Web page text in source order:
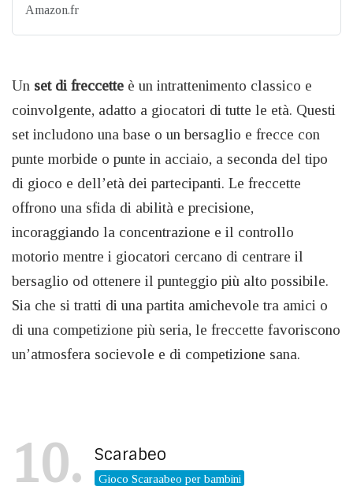
Amazon.fr
Un set di freccette è un intrattenimento classico e
coinvolgente, adatto a giocatori di tutte le età. Questi
set includono una base o un bersaglio e frecce con
punte morbide o punte in acciaio, a seconda del tipo
di gioco e dell’età dei partecipanti. Le freccette
offrono una sfida di abilità e precisione,
incoraggiando la concentrazione e il controllo
motorio mentre i giocatori cercano di centrare il
bersaglio od ottenere il punteggio più alto possibile.
Sia che si tratti di una partita amichevole tra amici o
di una competizione più seria, le freccette favoriscono
un’atmosfera socievole e di competizione sana.
10 Scarabeo
Gioco Scaraabeo per bambini